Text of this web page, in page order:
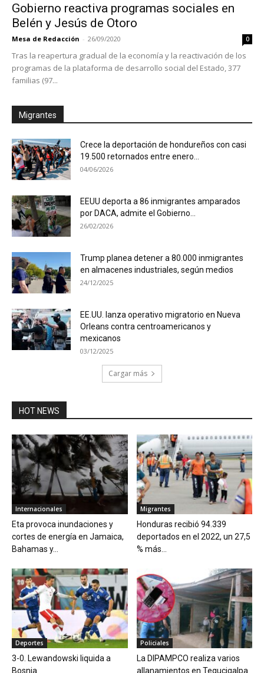
Gobierno reactiva programas sociales en
Belén y Jesús de Otoro
Mesa de Redacción - 26/09/2020 0
Tras la reapertura gradual de la economía y la reactivación de los
programas de la plataforma de desarrollo social del Estado, 377
familias (97...
Migrantes
Crece la deportación de hondureños con casi
19.500 retornados entre enero...
04/06/2026
EEUU deporta a 86 inmigrantes amparados
por DACA, admite el Gobierno...
26/02/2026
Trump planea detener a 80.000 inmigrantes
en almacenes industriales, según medios
24/12/2025
EE.UU. lanza operativo migratorio en Nueva
Orleans contra centroamericanos y
mexicanos
03/12/2025
Cargar más
HOT NEWS
Internacionales
Eta provoca inundaciones y
cortes de energía en Jamaica,
Bahamas y...
Migrantes
Honduras recibió 94.339
deportados en el 2022, un 27,5
% más...
Deportes
3-0. Lewandowski liquida a
Bosnia
Policiales
La DIPAMPCO realiza varios
allanamientos en Tegucigalpa